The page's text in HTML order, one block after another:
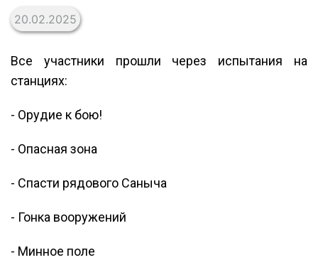
20.02.2025
Все участники прошли через испытания на
станциях:
- Орудие к бою!
- Опасная зона
- Спасти рядового Саныча
- Гонка вооружений
- Минное поле